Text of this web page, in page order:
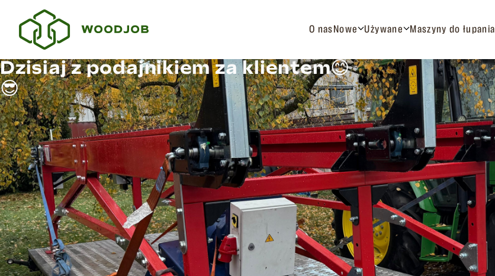
O nas Nowe Używane Maszyny do łupania
Dzisiaj z podajnikiem za klientem😊
😎